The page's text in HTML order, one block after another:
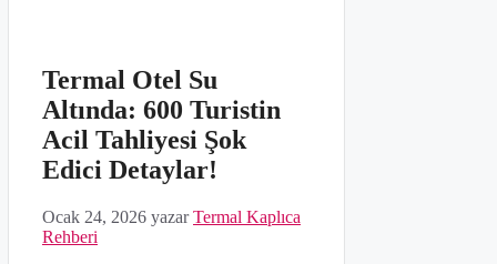
Termal Otel Su
Altında: 600 Turistin
Acil Tahliyesi Şok
Edici Detaylar!
Ocak 24, 2026 yazarTermal Kaplıca
Rehberi